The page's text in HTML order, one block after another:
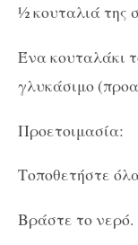
½ κουταλιά της
Ένα κουταλάκι
γλυκάσιμο
Προετοιμασία:
Τοποθετήστε
Βράστε το νερό.